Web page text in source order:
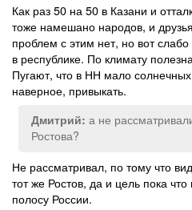
Как раз 50 на 50 в Казани и
тоже намешано народов, и
проблем с этим нет, но вот
в республике. По климату
Пугают, что в НН мало
наверное, привыкать.
Дмитрий: а не
Ростова?
Не рассматривал, по тому что
тот же Ростов, да и цель пока
полосу России.